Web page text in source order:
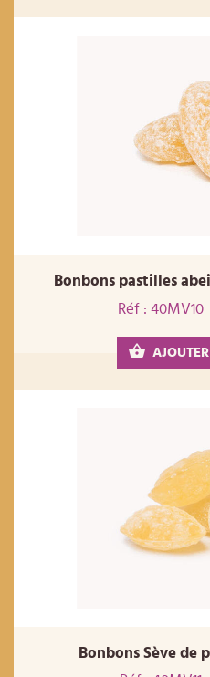
Bonbons pastilles
Réf : 40MV10
Bonbons Sève de